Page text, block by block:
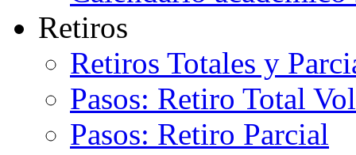
Retiros
Retiros Totales y
Pasos: Retiro Total
Pasos: Retiro Parcial